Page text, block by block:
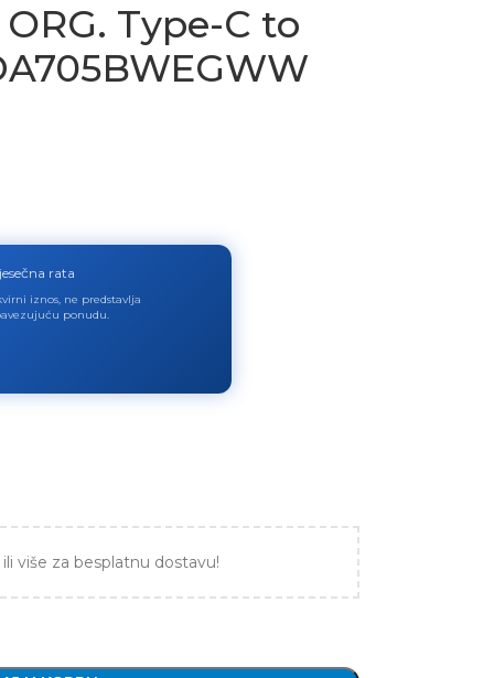
Type-C to
rata
iznos, ne predstavlja
ponudu.
ili više za besplatnu dostavu!